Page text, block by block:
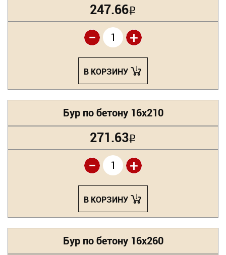
247.66Р
+
-
В КОРЗИНУ
Бур по бетону 16х210
271.63Р
+
-
В КОРЗИНУ
Бур по бетону 16х260